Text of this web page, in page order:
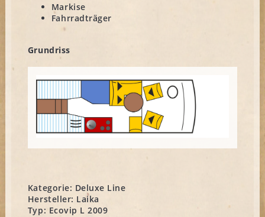
Markise
Fahrradträger
Grundriss
Kategorie: Deluxe Line
Hersteller: Laika
Typ: Ecovip L 2009